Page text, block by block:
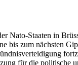
Nato-Staaten in
bis zum nächsten
für die